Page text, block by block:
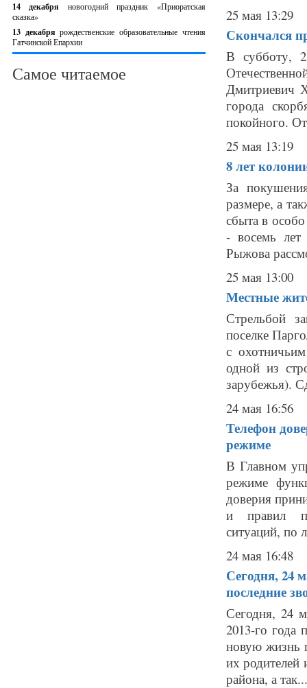
14 декабря новогодний праздник «Приоратская
сказка»
13 декабрярождественские образовательные чтения
Гатчинской Епархии
Самое читаемое
25 мая 13:29
Скончался
В субботу,
Дмитриевич
города
покойного.
25 мая 13:19
8 лет
За
размере, а
сбыта в
- восемь
Рыжова
25 мая 13:00
Местные
Стрельбой
поселке
с
одной из
зарубежья).
24 мая 16:56
Телефон
режиме
В Главном
режиме
доверия
и правил
ситуаций, по
24 мая 16:48
Сегодня, 24
последние
Сегодня, 24
2013-го года
новую жизнь
их родителей
района, а так...